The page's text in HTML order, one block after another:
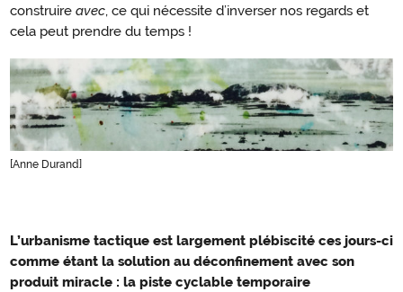
construire avec, ce qui nécessite d’inverser nos regards et
cela peut prendre du temps !
[Anne Durand]
Urbanisme
tactique
L’urbanisme tactique est largement plébiscité ces jours-ci
comme étant la solution au déconfinement avec son
produit miracle : la piste cyclable temporaire